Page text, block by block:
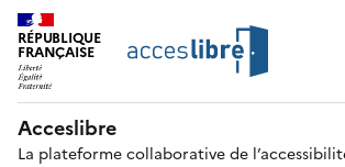
RÉPUBLIQUE
FRANÇAISE
Acceslibre
La plateforme collaborative de